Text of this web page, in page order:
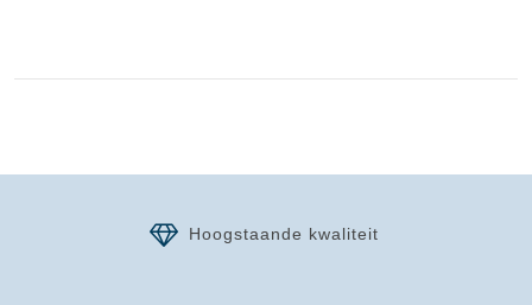
Hoogstaande kwaliteit